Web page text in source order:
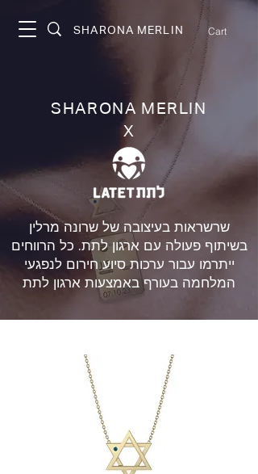
Cart
SHARONA MERLIN
SHARONA MERLIN
X
שרשראות בעיצובה של שרונה מרלין
בשיתוף פעולה עם ארגון לתת. כל הרווחים
ייתרמו עבור ערכות סיוע חירום לנפגעי
המלחמה בעורף באמצעות ארגון לתת